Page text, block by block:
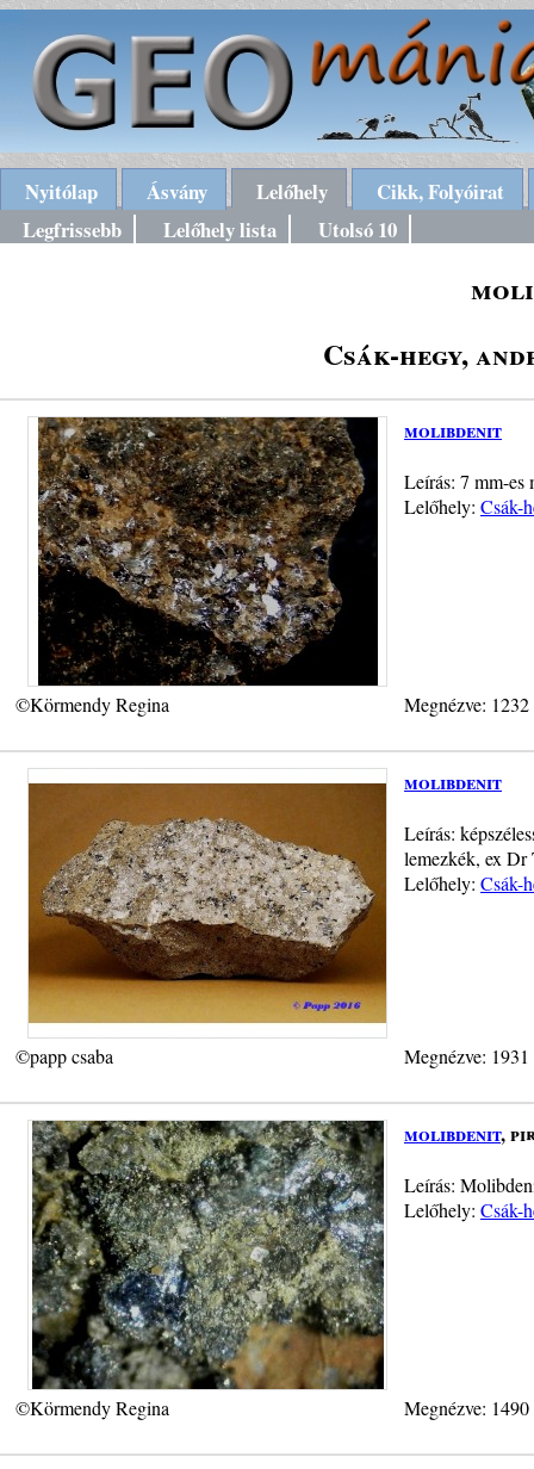
Nyitólap Ásvány Lelőhely
Cikk, Folyóirat
Legfrissebb
Lelőhely lista Utolsó 10
Csák-hegy,
molibdenit
Leírás: 7 mm-es
Lelőhely: Csák-
©Körmendy Regina Megnézve:
molibdenit
Leírás:
lemezkék, ex
Lelőhely: Csák-
©papp csaba Megnézve:
molibdenit,
Leírás:
Lelőhely: Csák-
©Körmendy Regina Megnézve: